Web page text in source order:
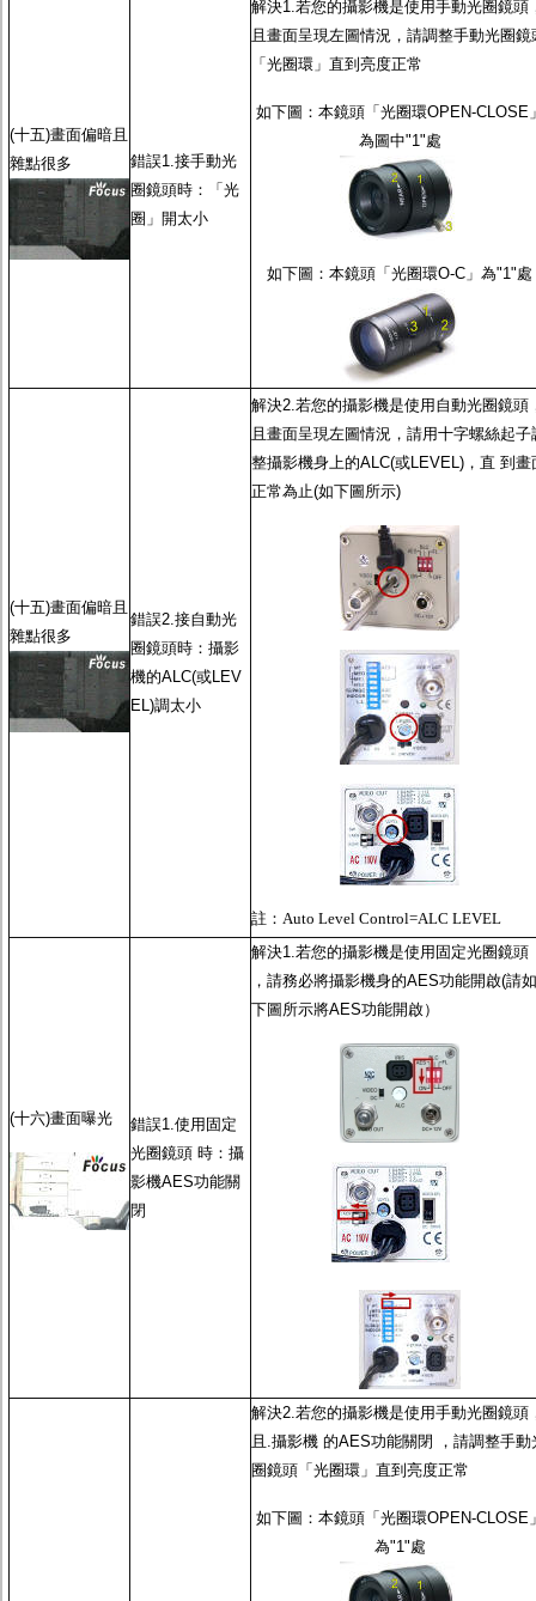
(十五)畫面偏暗且
雜點很多
錯誤1.接手動光
圈鏡頭時：「光
圈」開太小
解決1.若您的攝影機是使用手動光圈鏡頭
且畫面呈現左圖情況，請調整手動光圈鏡
「光圈環」直到亮度正常
如下圖：本鏡頭「光圈環OPEN-CLOSE
為圖中"1"處
如下圖：本鏡頭「光圈環O-C」為"1"處
(十五)畫面偏暗且
雜點很多
錯誤2.接自動光
圈鏡頭時：攝影
機的ALC(或LEV
EL)調太小
解決2.若您的攝影機是使用 自動光圈鏡頭
且畫面呈現左圖情況，請用十字螺絲起子
整攝影機身上的ALC(或LEVEL)，直 到畫
正常為止(如下圖所示)
註： Auto Level Control=ALC LEVEL
(十六)畫面曝光 錯誤1.使用 固定
光圈鏡頭 時：攝
影機AES功能關
閉
解決1.若您的攝影機是使用 固定光圈鏡頭
，請務必將攝影機身的AES功能開啟(請如
下圖所示將AES功能開啟）
解決2.若您的攝影機是使用手動光圈鏡頭
且.攝影機 的AES功能關閉 ，請調整手動
圈鏡頭 「光圈環」直到亮度正常
如下圖：本鏡頭「光圈環OPEN-CLOSE
為"1"處